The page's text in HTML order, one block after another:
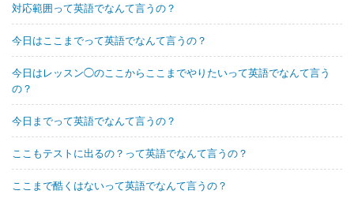
対応範囲って英語でなんて言うの？
今日はここまでって英語でなんて言うの？
今日はレッスン◯のここからここまでやりたいって英語でなんて言う
の？
今日までって英語でなんて言うの？
ここもテストに出るの？って英語でなんて言うの？
ここまで酷くはないって英語でなんて言うの？